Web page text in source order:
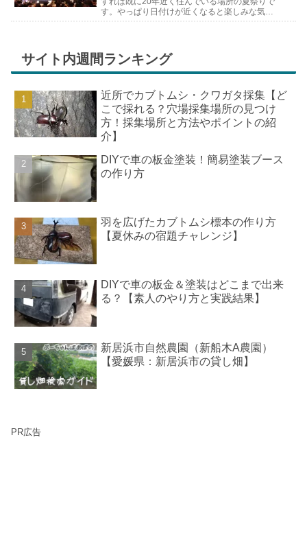
す。やっぱり日付けが近くなると楽しみな気持
サイト内週間ランキング
近所でカブトムシ・クワガタ採集【ど
こで採れる？穴場採集場所の見つけ
方！採集場所と方法やポイントの紹
介】
DIYで車の板金塗装！簡易塗装ブース
の作り方
羽を広げたカブトムシ標本の作り方
【夏休みの宿題チャレンジ】
DIYで車の板金＆塗装はどこまで出来
る？【素人のやり方と実践結果】
新居浜市自然農園（新船木A農園）
【愛媛県：新居浜市の貸し畑】
PR広告